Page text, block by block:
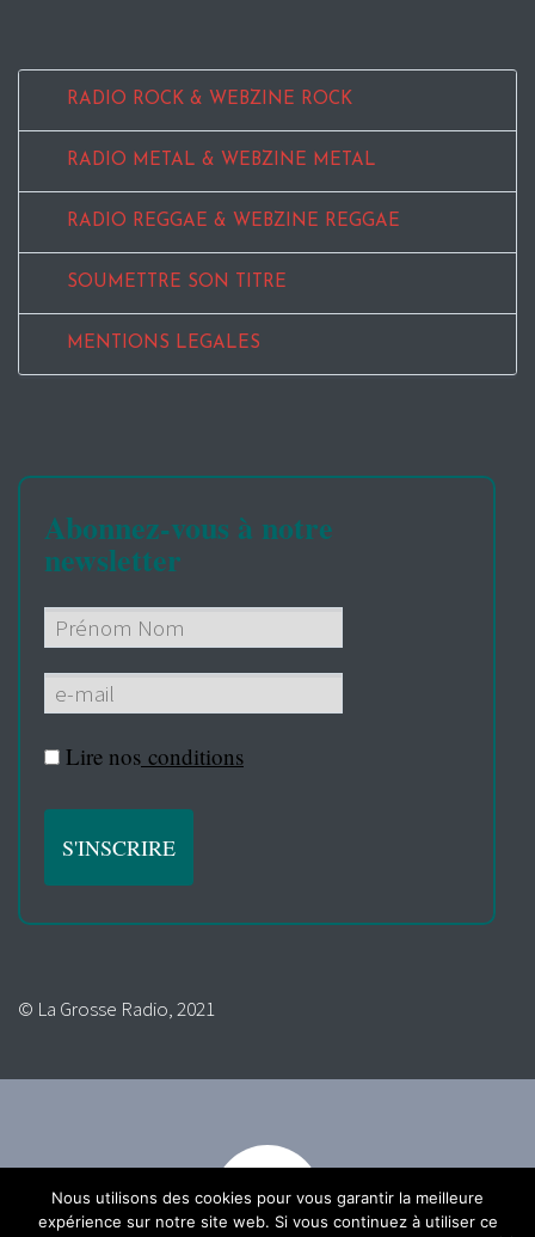
RADIO ROCK & WEBZINE ROCK
RADIO METAL & WEBZINE METAL
RADIO REGGAE & WEBZINE REGGAE
SOUMETTRE SON TITRE
MENTIONS LEGALES
Abonnez-vous à notre
newsletter
Lire nos conditions
© La Grosse Radio, 2021
Nous utilisons des cookies pour vous garantir la meilleure
expérience sur notre site web. Si vous continuez à utiliser ce